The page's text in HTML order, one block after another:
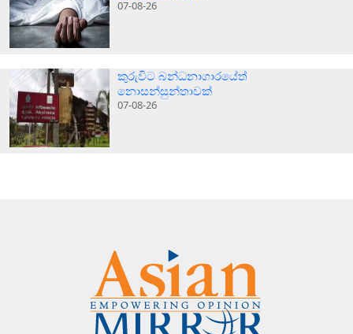
07-08-26
කුරුවිට බන්ධනාගාරයේත්
නොසන්සුන්තාවක්
07-08-26